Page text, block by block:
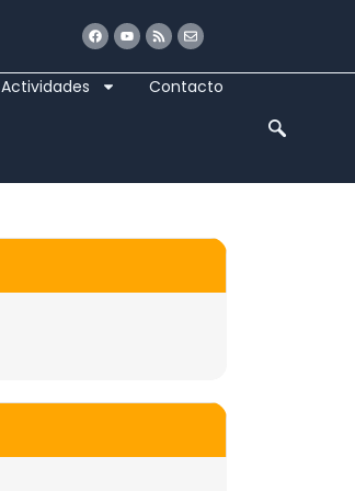
Facebook
Youtube
Rss Envelope
Actividades Contacto